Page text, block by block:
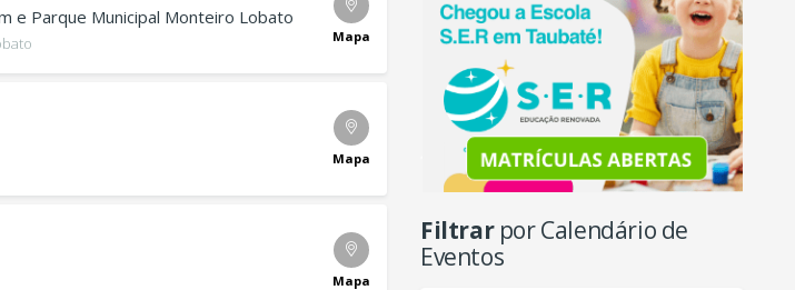
e Parque Municipal Monteiro Lobato
Mapa
Mapa
Mapa
Filtrarpor Calendário de
Eventos